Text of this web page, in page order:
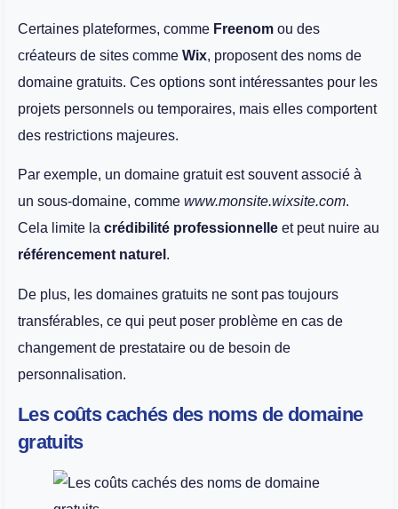
Certaines plateformes, comme Freenom ou des
créateurs de sites comme Wix, proposent des noms de
domaine gratuits. Ces options sont intéressantes pour les
projets personnels ou temporaires, mais elles comportent
des restrictions majeures.
Par exemple, un domaine gratuit est souvent associé à
un sous-domaine, comme www.monsite.wixsite.com.
Cela limite la crédibilité professionnelle et peut nuire au
référencement naturel .
De plus, les domaines gratuits ne sont pas toujours
transférables, ce qui peut poser problème en cas de
changement de prestataire ou de besoin de
personnalisation.
Les coûts cachés des noms de domaine
gratuits